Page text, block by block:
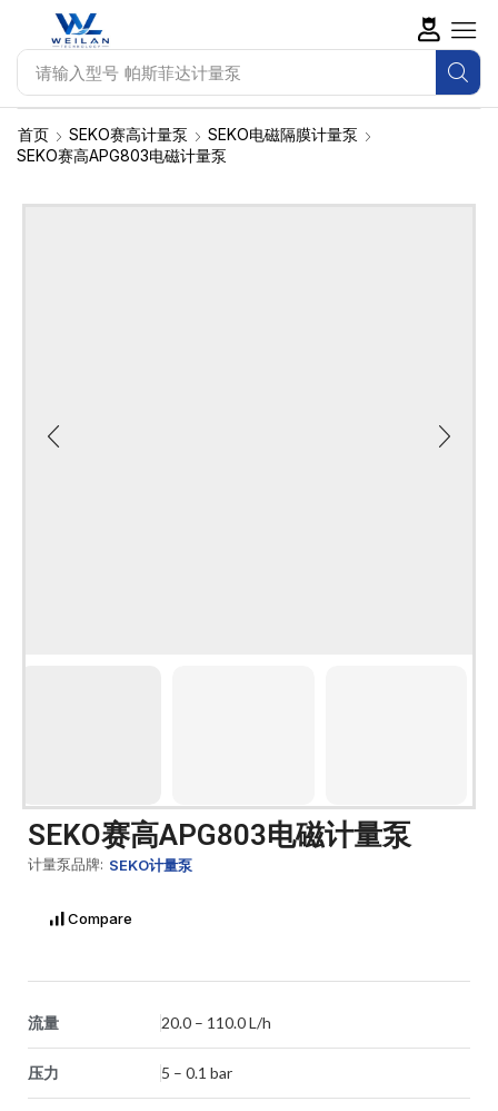
请输入型号 帕斯菲达计量泵
首页 SEKO赛高计量泵
SEKO电磁隔膜计量泵
SEKO赛高APG803电磁计量泵
SEKO赛高APG803电磁计量泵
计量泵品牌: SEKO计量泵
Compare
流量 20.0 – 110.0 L/h
压力 5 – 0.1 bar